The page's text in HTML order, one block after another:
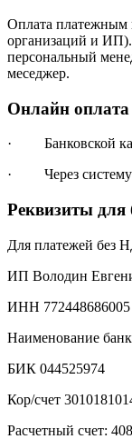
Оплата платежным
организаций и
персональный
меседжер.
Онлайн
· Банковской
· Через систему
Реквизиты для
Для платежей без
ИП Володин
ИНН 772448686005
Наименование
БИК 044525974
Кор/счет
Расчетный счет: